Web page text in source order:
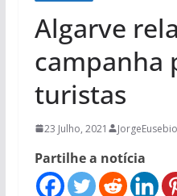
Algarve
campanha
turistas
23 Julho, 2021 JorgeEusebio
Partilhe a notícia